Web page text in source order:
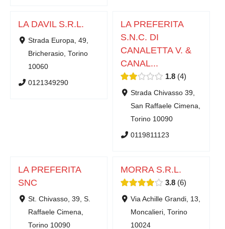
LA DAVIL S.R.L.
Strada Europa, 49,
Bricherasio, Torino
10060
0121349290
LA PREFERITA
S.N.C. DI
CANALETTA V. &
CANAL...
1.8 4
Strada Chivasso 39,
San Raffaele Cimena,
Torino 10090
0119811123
LA PREFERITA
SNC
St. Chivasso, 39, S.
Raffaele Cimena,
Torino 10090
MORRA S.R.L.
3.8 6
Via Achille Grandi, 13,
Moncalieri, Torino
10024